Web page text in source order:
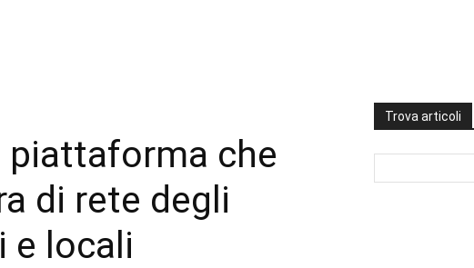
che
di rete degli
e locali
Trova articoli